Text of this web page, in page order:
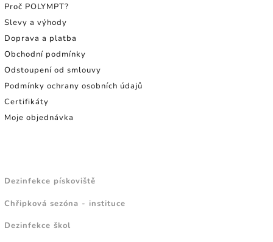
Proč POLYMPT?
Slevy a výhody
Doprava a platba
Obchodní podmínky
Odstoupení od smlouvy
Podmínky ochrany osobních údajů
Certifikáty
Moje objednávka
Dezinfekce pískoviště
Chřipková sezóna - instituce
Dezinfekce škol